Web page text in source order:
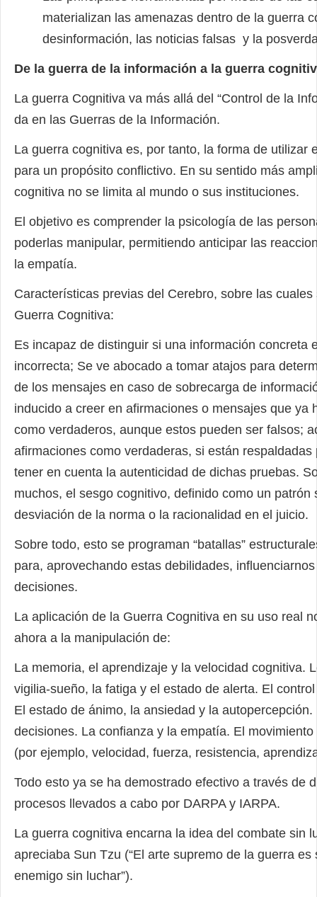
materializan las amenazas dentro de la guerra
desinformación, las noticias falsas y la
De la guerra de la información a la guerra
La guerra Cognitiva va más allá del “Control de la
da en las Guerras de la Información.
La guerra cognitiva es, por tanto, la forma de utilizar
para un propósito conflictivo. En su sentido más
cognitiva no se limita al mundo o sus instituciones.
El objetivo es comprender la psicología de las
poderlas manipular, permitiendo anticipar las
la empatía.
Características previas del Cerebro, sobre las
Guerra Cognitiva:
Es incapaz de distinguir si una información concreta
incorrecta; Se ve abocado a tomar atajos para
de los mensajes en caso de sobrecarga de
inducido a creer en afirmaciones o mensajes que ya
como verdaderos, aunque estos pueden ser falsos;
afirmaciones como verdaderas, si están respaldadas
tener en cuenta la autenticidad de dichas pruebas.
muchos, el sesgo cognitivo, definido como un patrón
desviación de la norma o la racionalidad en el juicio.
Sobre todo, esto se programan “batallas”
para, aprovechando estas debilidades,
decisiones.
La aplicación de la Guerra Cognitiva en su uso real
ahora a la manipulación de:
La memoria, el aprendizaje y la velocidad cognitiva.
vigilia-sueño, la fatiga y el estado de alerta. El
El estado de ánimo, la ansiedad y la autopercepción.
decisiones. La confianza y la empatía. El
(por ejemplo, velocidad, fuerza, resistencia,
Todo esto ya se ha demostrado efectivo a través de
procesos llevados a cabo por DARPA y IARPA.
La guerra cognitiva encarna la idea del combate sin
apreciaba Sun Tzu (“El arte supremo de la guerra es
enemigo sin luchar”).